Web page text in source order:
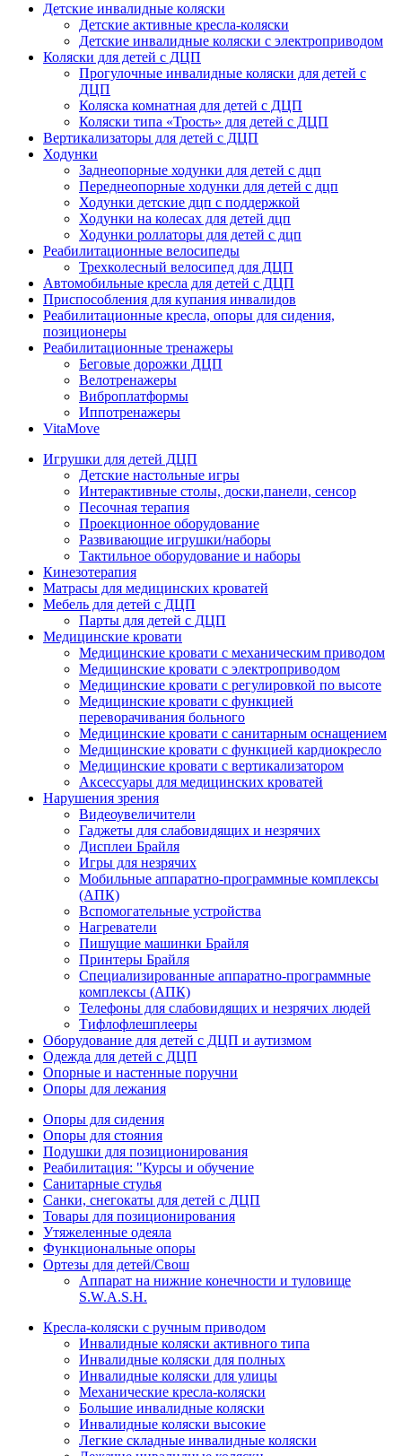
Детские инвалидные коляски
Детские активные кресла-коляски
Детские инвалидные коляски с электроприводом
Коляски для детей с ДЦП
Прогулочные инвалидные коляски для детей с
ДЦП
Коляска комнатная для детей с ДЦП
Коляски типа «Трость» для детей с ДЦП
Вертикализаторы для детей с ДЦП
Ходунки
Заднеопорные ходунки для детей с дцп
Переднеопорные ходунки для детей с дцп
Ходунки детские дцп с поддержкой
Ходунки на колесах для детей дцп
Ходунки роллаторы для детей с дцп
Реабилитационные велосипеды
Трехколесный велосипед для ДЦП
Автомобильные кресла для детей с ДЦП
Приспособления для купания инвалидов
Реабилитационные кресла, опоры для сидения,
позиционеры
Реабилитационные тренажеры
Беговые дорожки ДЦП
Велотренажеры
Виброплатформы
Иппотренажеры
VitaMove
Игрушки для детей ДЦП
Детские настольные игры
Интерактивные столы, доски,панели, сенсор
Песочная терапия
Проекционное оборудование
Развивающие игрушки/наборы
Тактильное оборудование и наборы
Кинезотерапия
Матрасы для медицинских кроватей
Мебель для детей с ДЦП
Парты для детей с ДЦП
Медицинские кровати
Медицинские кровати с механическим приводом
Медицинские кровати с электроприводом
Медицинские кровати с регулировкой по высоте
Медицинские кровати с функцией
переворачивания больного
Медицинские кровати с санитарным оснащением
Медицинские кровати с функцией кардиокресло
Медицинские кровати с вертикализатором
Аксессуары для медицинских кроватей
Нарушения зрения
Видеоувеличители
Гаджеты для слабовидящих и незрячих
Дисплеи Брайля
Игры для незрячих
Мобильные аппаратно-программные комплексы
(АПК)
Вспомогательные устройства
Нагреватели
Пишущие машинки Брайля
Принтеры Брайля
Специализированные аппаратно-программные
комплексы (АПК)
Телефоны для слабовидящих и незрячих людей
Тифлофлешплееры
Оборудование для детей с ДЦП и аутизмом
Одежда для детей с ДЦП
Опорные и настенные поручни
Опоры для лежания
Опоры для сидения
Опоры для стояния
Подушки для позиционирования
Реабилитация: "Курсы и обучение
Санитарные стулья
Санки, снегокаты для детей с ДЦП
Товары для позиционирования
Утяжеленные одеяла
Функциональные опоры
Ортезы для детей/Свош
Аппарат на нижние конечности и туловище
S.W.A.S.H.
Кресла-коляски с ручным приводом
Инвалидные коляски активного типа
Инвалидные коляски для полных
Инвалидные коляски для улицы
Механические кресла-коляски
Большие инвалидные коляски
Инвалидные коляски высокие
Легкие складные инвалидные коляски